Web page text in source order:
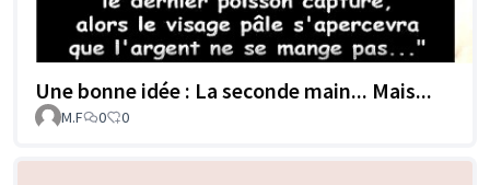
Une bonne idée : La seconde main... Mais...
M.F 0 0